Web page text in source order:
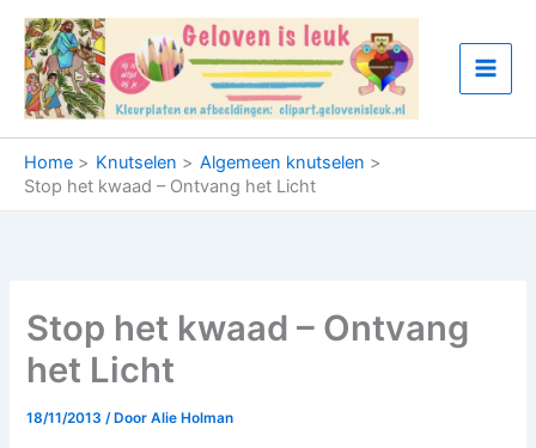
naar
inhoud
Home Knutselen
Algemeen knutselen
Stop het kwaad – Ontvang het Licht
Stop het kwaad – Ontvang
het Licht
18/11/2013/ DoorAlie Holman